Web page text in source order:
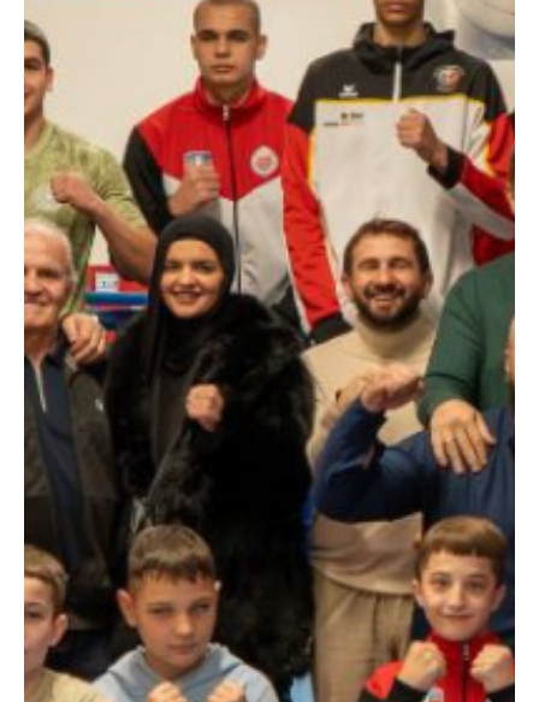
Postoje klubovi koji uspeh kupuju. I postoje oni koji ga godinama
stvaraju. Korak po korak. Trening po trening. Meč po meč.
Bokserski klub Patriote iz Novog Sada pripada ovoj drugoj grupi.
Plasmanom u plej-of Superlige Srbije ostvarili su najveći ekipni
rezultat u svojoj 16 godina dugoj istoriji i pokazali da se i bez
velikih budžeta može stići među elitu. Od 18. do 21. juna na
Zlatiboru očekuje ih završni turnir Superlige Srbije. U četvrtfinalu će
se sastati sa jednim od naj